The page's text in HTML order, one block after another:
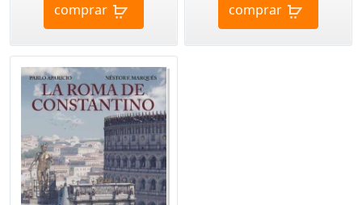
comprar comprar